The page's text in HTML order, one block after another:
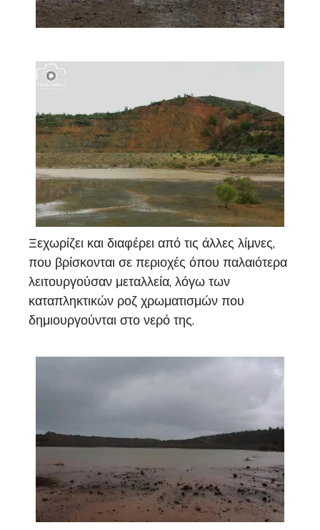
Ξεχωρίζει και διαφέρει από τις άλλες λίμνες,
που βρίσκονται σε περιοχές όπου παλαιότερα
λειτουργούσαν μεταλλεία, λόγω των
καταπληκτικών ροζ χρωματισμών που
δημιουργούνται στο νερό της.